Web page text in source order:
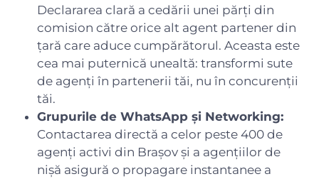
Declararea clară a cedării unei părți din
comision către orice alt agent partener din
țară care aduce cumpărătorul. Aceasta este
cea mai puternică unealtă: transformi sute
de agenți în partenerii tăi, nu în concurenții
tăi.
Grupurile de WhatsApp și Networking:
Contactarea directă a celor peste 400 de
agenți activi din Brașov și a agențiilor de
nișă asigură o propagare instantanee a